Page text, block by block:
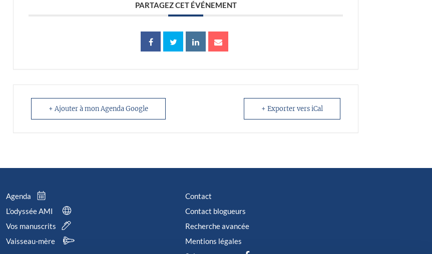
PARTAGEZ CET ÉVÉNEMENT
+ Ajouter à mon Agenda Google + Exporter vers iCal
Agenda
L’odyssée AMI
Vos manuscrits
Vaisseau-mère
Contact
Contact blogueurs
Recherche avancée
Mentions légales